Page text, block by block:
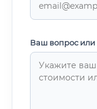
Ваш вопрос